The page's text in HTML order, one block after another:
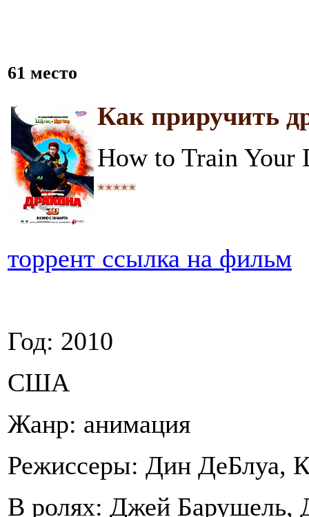
61 место
Как приручить
How to Train Your
торрент ссылка на фильм
Год: 2010
США
Жанр: анимация
Режиссеры: Дин ДеБлуа,
В ролях: Джей Барушель,